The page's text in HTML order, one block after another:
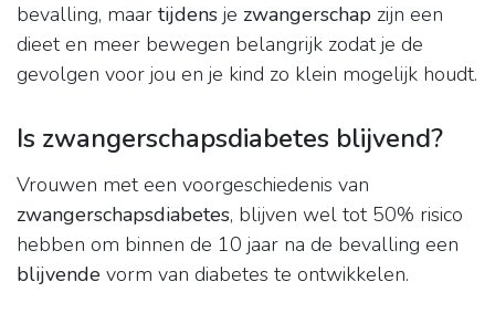
bevalling, maar tijdens je zwangerschap zijn een
dieet en meer bewegen belangrijk zodat je de
gevolgen voor jou en je kind zo klein mogelijk houdt.
Is zwangerschapsdiabetes blijvend?
Vrouwen met een voorgeschiedenis van
zwangerschapsdiabetes, blijven wel tot 50% risico
hebben om binnen de 10 jaar na de bevalling een
blijvende vorm van diabetes te ontwikkelen.